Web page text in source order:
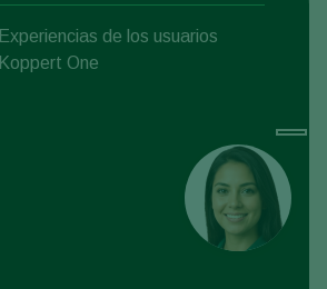
Experiencias de los usuarios
Koppert One